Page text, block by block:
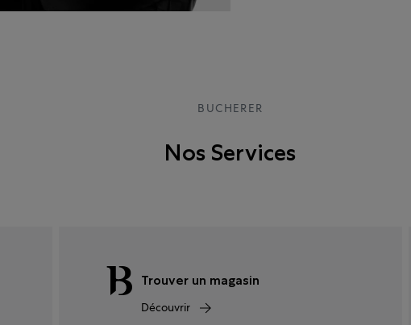
BUCHERER
Nos Services
Trouver un magasin
Découvrir